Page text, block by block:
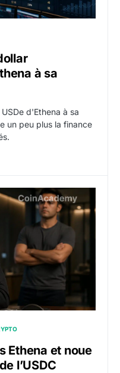
à sa
d'Ethena à sa
un peu plus la finance
et noue un partenariat
Ethena et noue
l’USDC